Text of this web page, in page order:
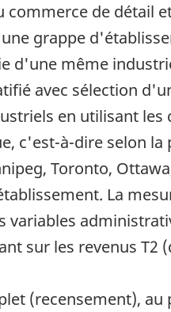
de détail
grappe
d'une même
avec sélection
en utilisant
c'est-à-dire selon
Toronto,
La
sur les revenus T2
(recensement),